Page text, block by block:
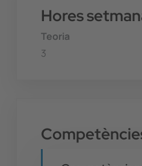
Hores
Teoria
3